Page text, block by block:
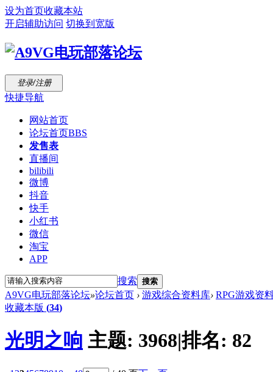
设为首页收藏本站
开启辅助访问 切换到宽版
登录/注册
快捷导航
网站首页
论坛首页BBS
发售表
直播间
bilibili
微博
抖音
快手
小红书
微信
淘宝
APP
搜索 搜索
A9VG电玩部落论坛»论坛首页 › 游戏综合资料库› RPG游戏资
收藏本版 (34)
光明之响 主题: 3968|排名: 82